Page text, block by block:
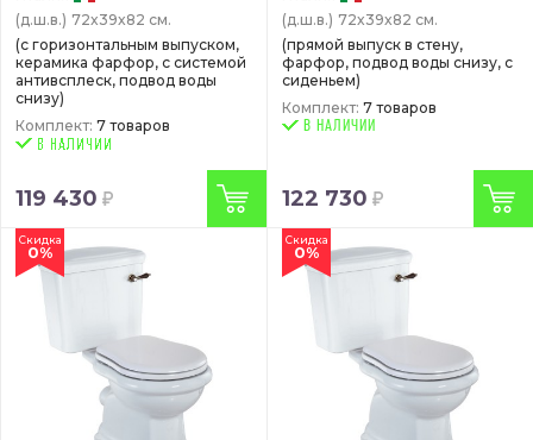
(д.ш.в.) 72x39x82 см.
(с горизонтальным выпуском,
керамика фарфор, с системой
антивсплеск, подвод воды
снизу)
Комплект: 7 товаров
119 430
(д.ш.в.) 72x39x82 см.
(прямой выпуск в стену,
фарфор, подвод воды снизу, с
сиденьем)
Комплект: 7 товаров
В НАЛИЧИИ
122 730
Скидка
0%
Скидка
0%